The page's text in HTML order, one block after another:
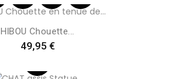
HIBOU Chouette...
Preis
49,95 €